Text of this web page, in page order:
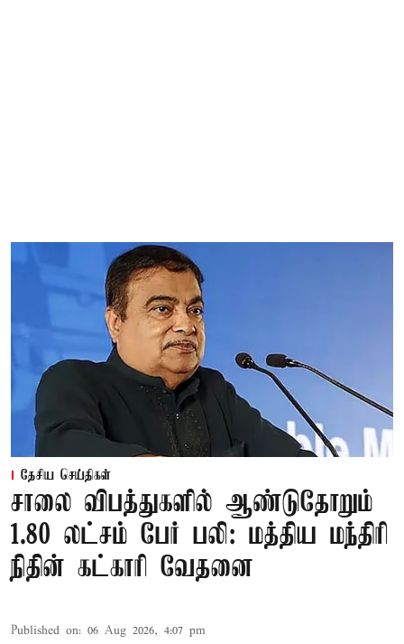
தேசிய செய்திகள்
சாலை விபத்துகளில் ஆண்டுதோறும்
1.80 லட்சம் பேர் பலி: மத்திய மந்திரி
நிதின் கட்காரி வேதனை
Published on: 06 Aug 2026, 4:07 pm